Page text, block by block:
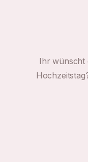
Ihr wünscht